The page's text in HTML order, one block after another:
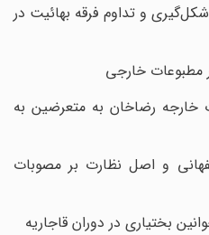
و تداوم فرقه بهائیت در
مطبوعات خارجی
رضاخان به متعرضین به
و اصل نظارت بر مصوبات
بختیاری در دوران قاجاریه